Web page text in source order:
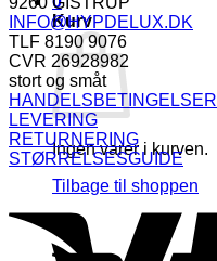
Kurv
Ingen varer i kurven.
Tilbage til shoppen
INFO@HYPDELUX.DK
TLF 8190 9076
CVR 26928982
stort og småt
HANDELSBETINGELSER
LEVERING
RETURNERING
STØRRELSESGUIDE